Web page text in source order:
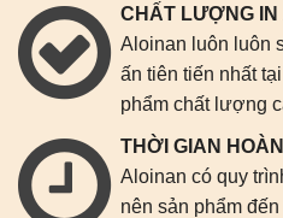
CHẤT LƯỢNG IN
Aloinan luôn luôn
ấn tiên tiến nhất
phẩm chất lượng
THỜI GIAN
Aloinan có quy
nên sản phẩm